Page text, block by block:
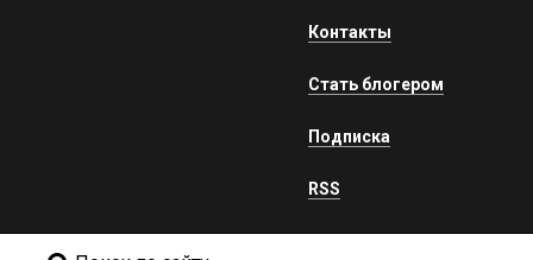
Контакты
Стать блогером
Подписка
RSS